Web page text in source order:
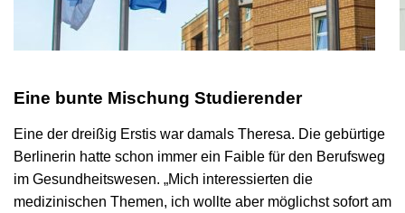
Eine bunte Mischung Studierender
Eine der dreißig Erstis war damals Theresa. Die gebürtige
Berlinerin hatte schon immer ein Faible für den Berufsweg
im Gesundheitswesen. „Mich interessierten die
medizinischen Themen, ich wollte aber möglichst sofort am